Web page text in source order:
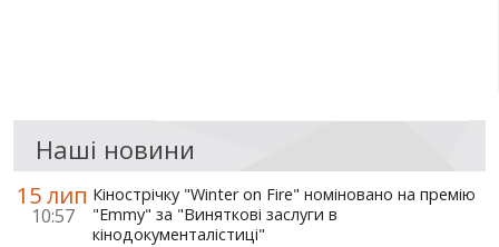
Наші новини
15 лип
10:57
Кінострічку "Winter on Fire" номіновано на премію
"Emmy" за "Виняткові заслуги в
кінодокументалістиці"